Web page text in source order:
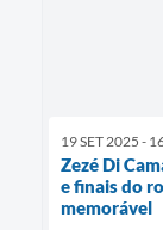
19 SET 2025 -
Zezé Di
e finais do
memorável